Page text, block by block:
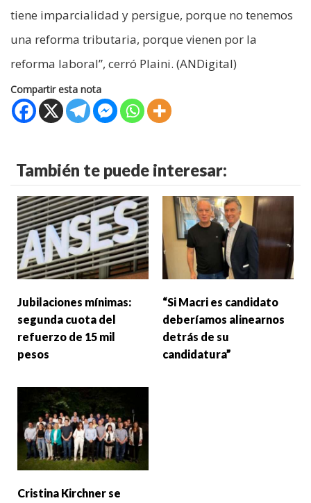
tiene imparcialidad y persigue, porque no tenemos
una reforma tributaria, porque vienen por la
reforma laboral”, cerró Plaini. (ANDigital)
Compartir esta nota
También te puede interesar:
Jubilaciones mínimas:
segunda cuota del
refuerzo de 15 mil
pesos
“Si Macri es candidato
deberíamos alinearnos
detrás de su
candidatura”
Cristina Kirchner se